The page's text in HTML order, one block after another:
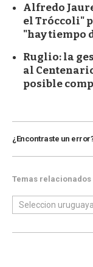
Alfredo
el Tróccoli"
"hay tiempo
Ruglio: la
al
posible
¿Encontraste un
Temas relacionados
Seleccion